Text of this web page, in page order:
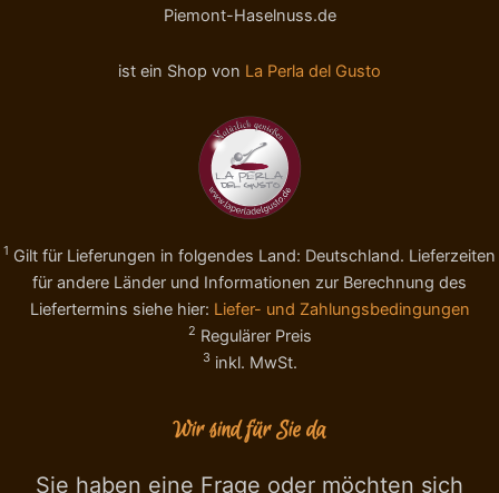
Piemont-Haselnuss.de
ist ein Shop von La Perla del Gusto
1 Gilt für Lieferungen in folgendes Land: Deutschland. Lieferzeiten
für andere Länder und Informationen zur Berechnung des
Liefertermins siehe hier: Liefer- und Zahlungsbedingungen
2 Regulärer Preis
3 inkl. MwSt.
Wir sind für Sie da
Sie haben eine Frage oder möchten sich